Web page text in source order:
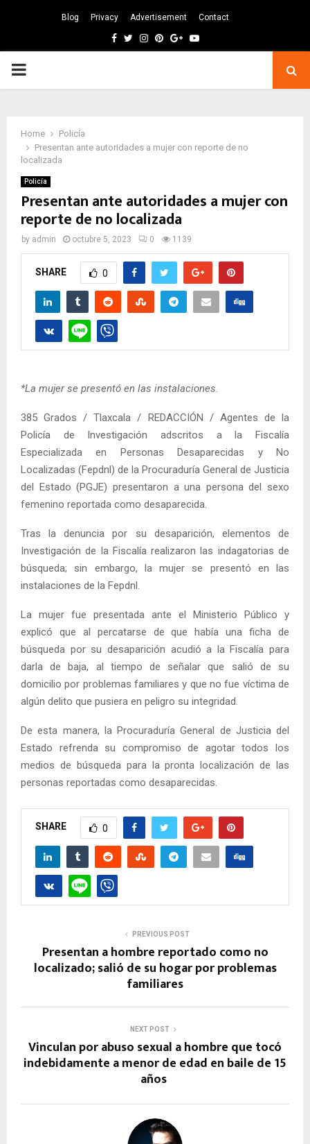
Blog Privacy Advertisement Contact
Facebook
TwitterInstagram
Pinterest
GoogleYoutube
PRIMARY
Home
Policía
Presentan ante autoridades a mujer con reporte de no
localizada
Policía
Presentan ante autoridades a mujer con
reporte de no localizada
by admin octubre 5, 2023 0 1139
SHARE 0
*La mujer se presentó en las instalaciones
385 Grados / Tlaxcala / REDACCIÓN / Agentes de la
Policía de Investigación adscritos a la Fiscalía
Especializada en Personas Desaparecidas y No
Localizadas (Fepdnl) de la Procuraduría General de Justicia
del Estado (PGJE) presentaron a una persona del sexo
femenino reportada como desaparecida.
Tras la denuncia por su desaparición, elementos de
Investigación de la Fiscalía realizaron las indagatorias de
búsqueda; sin embargo, la mujer se presentó en las
instalaciones de la Fepdnl.
La mujer fue presentada ante el Ministerio Público y
explicó que al percatarse de que había una ficha de
búsqueda por su desaparición acudió a la Fiscalía para
darla de baja, al tiempo de señalar que salió de su
domicilio por problemas familiares y que no fue víctima de
algún delito que pusiera en peligro su integridad.
De esta manera, la Procuraduría General de Justicia del
Estado refrenda su compromiso de agotar todos los
medios de búsqueda para la pronta localización de las
personas reportadas como desaparecidas.
SHARE 0
PREVIOUS POST
Presentan a hombre reportado como no
localizado; salió de su hogar por problemas
familiares
NEXT POST
Vinculan por abuso sexual a hombre que tocó
indebidamente a menor de edad en baile de 15
años